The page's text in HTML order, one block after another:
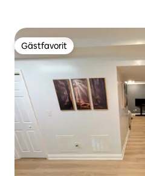
Gästfavorit
Gästfavorit